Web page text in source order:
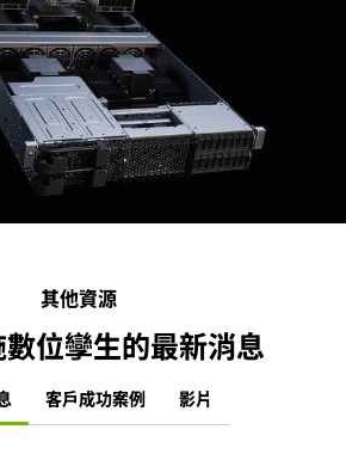
其他資源
位孿生的最新消息
客戶成功案例 影片